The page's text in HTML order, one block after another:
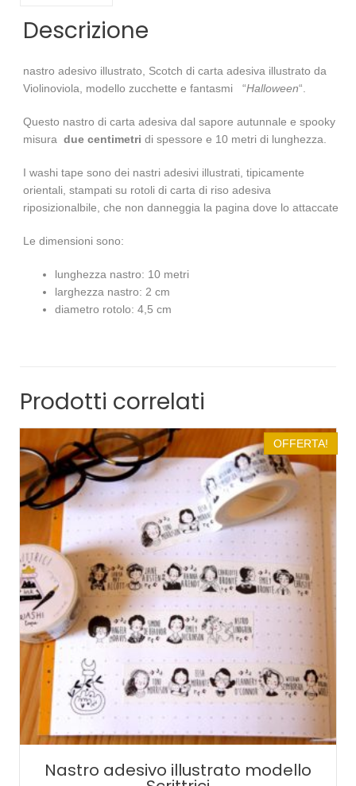
Descrizione
nastro adesivo illustrato, Scotch di carta adesiva illustrato da
Violinoviola, modello zucchette e fantasmi “Halloween“.
Questo nastro di carta adesiva dal sapore autunnale e spooky
misura due centimetri di spessore e 10 metri di lunghezza.
I washi tape sono dei nastri adesivi illustrati, tipicamente
orientali, stampati su rotoli di carta di riso adesiva
riposizionalbile, che non danneggia la pagina dove lo attaccate
Le dimensioni sono:
lunghezza nastro: 10 metri
larghezza nastro: 2 cm
diametro rotolo: 4,5 cm
Prodotti correlati
OFFERTA!
Nastro adesivo illustrato modello